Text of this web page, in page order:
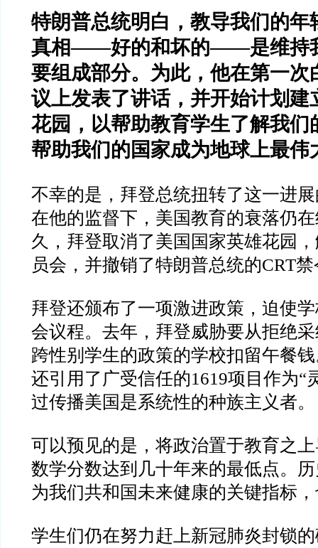
特朗普总统明白，教导我们的年
真相——好的和坏的——是维持
要组成部分。为此，他在第一次
议上发表了讲话，并开始计划建
花园，以帮助教育学生了解我们
帮助我们的国家成为地球上最伟
不幸的是，拜登总统扭转了这一进
在他的监督下，美国教育的衰落仍
久，拜登取消了美国国家英雄花园
员会，并撤销了特朗普总统的CRT禁
拜登还颁布了一项激进政策，迫使
会议程。去年，拜登威胁要从拒绝
跨性别学生的政策的学校扣留午餐
还引用了广受信任的1619项目作为“
过传播美国是系统性的种族主义者。
可以预见的是，将政治置于教育之
数学分数达到几十年来的最低点。
为我们共和国未来健康的关键指标
学生们仍在努力赶上新冠肺炎封锁